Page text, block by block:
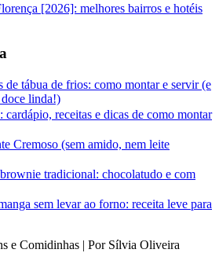
[2026]: melhores bairros e hotéis
de tábua de frios: como montar e servir (e
linda!)
receitas e dicas de como montar
Cremoso (sem amido, nem leite
tradicional: chocolatudo e com
sem levar ao forno: receita leve para